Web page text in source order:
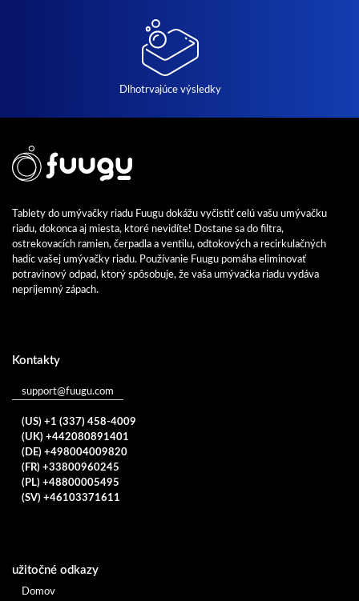
Dlhotrvajúce výsledky
Tablety do umývačky riadu Fuugu dokážu vyčistiť celú vašu umývačku
riadu, dokonca aj miesta, ktoré nevidíte! Dostane sa do filtra,
ostrekovacích ramien, čerpadla a ventilu, odtokových a recirkulačných
hadíc vašej umývačky riadu. Používanie Fuugu pomáha eliminovať
potravinový odpad, ktorý spôsobuje, že vaša umývačka riadu vydáva
nepríjemný zápach.
Kontakty
support@fuugu.com
(US) +1 (337) 458-4009
(UK) +442080891401
(DE) +498004009820
(FR) +33800960245
(PL) +48800005495
(SV) +46103371611
užitočné odkazy
Domov